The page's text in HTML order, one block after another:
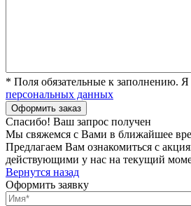
* Поля обязательные к заполнению. Я
персональных данных
Спасибо! Ваш запрос получен
Мы свяжемся с Вами в ближайшее
Предлагаем Вам ознакомиться с
действующими у нас на текущий
Вернутся назад
Оформить заявку